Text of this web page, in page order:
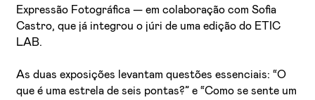
Expressão Fotográfica — em colaboração com Sofia
Castro, que já integrou o júri de uma edição do ETIC
LAB.
As duas exposições levantam questões essenciais: “O
que é uma estrela de seis pontas?” e “Como se sente um